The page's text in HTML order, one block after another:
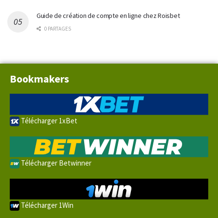
Guide de création de compte en ligne chez Roisbet
0 PARTAGES
Bookmakers
Télécharger 1xBet
Télécharger Betwinner
Télécharger 1Win